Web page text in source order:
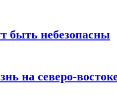
быть небезопасны
на северо-